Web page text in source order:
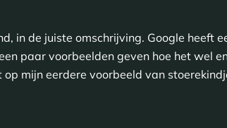
in de juiste omschrijving. Google heeft
paar voorbeelden geven hoe het wel
mijn eerdere voorbeeld van